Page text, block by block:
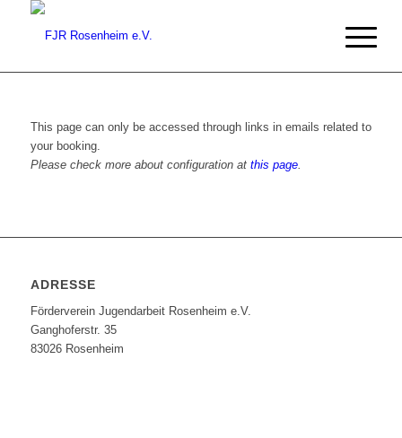
This page can only be accessed through links in emails related to
your booking.
Please check more about configuration at this page.
ADRESSE
Förderverein Jugendarbeit Rosenheim e.V.
Ganghoferstr. 35
83026 Rosenheim